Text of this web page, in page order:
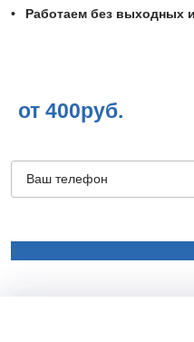
Работаем без выходных
от 400руб.